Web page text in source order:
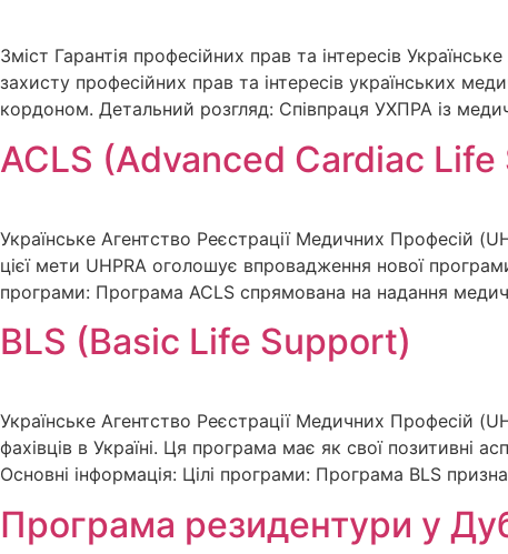
Зміст Гарантія професійних прав та інтересів
захисту професійних прав та інтересів українських
кордоном. Детальний розгляд: Співпраця УХПРА із
ACLS (Advanced Cardiac
Українське Агентство Реєстрації Медичних Професій
цієї мети UHPRA оголошує впровадження нової
програми: Програма ACLS спрямована на надання
BLS (Basic Life Support)
Українське Агентство Реєстрації Медичних Професій
фахівців в Україні. Ця програма має як свої позитивні
Основні інформація: Цілі програми: Програма BLS
Програма резидентури у